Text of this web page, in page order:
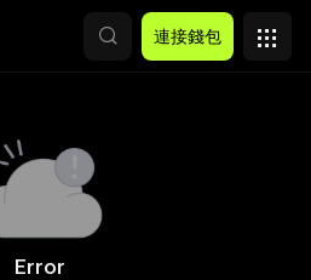
連接錢包
Error